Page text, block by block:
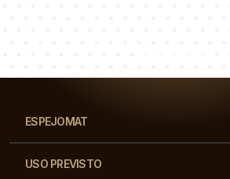
ESPEJOMAT
USO PREVISTO